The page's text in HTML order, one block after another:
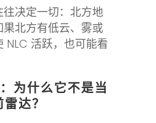
决定一切：北方地
北方有低云、雾或
NLC 活跃，也可能看
为什么它不是当
雷达？